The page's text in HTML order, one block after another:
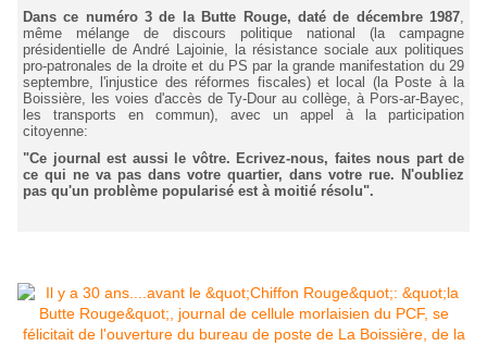
Dans ce numéro 3 de la Butte Rouge, daté de décembre 1987,
même mélange de discours politique national (la campagne
présidentielle de André Lajoinie, la résistance sociale aux politiques
pro-patronales de la droite et du PS par la grande manifestation du 29
septembre, l'injustice des réformes fiscales) et local (la Poste à la
Boissière, les voies d'accès de Ty-Dour au collège, à Pors-ar-Bayec,
les transports en commun), avec un appel à la participation
citoyenne:
"Ce journal est aussi le vôtre. Ecrivez-nous, faites nous part de
ce qui ne va pas dans votre quartier, dans votre rue. N'oubliez
pas qu'un problème popularisé est à moitié résolu".